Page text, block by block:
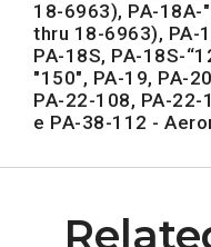
18-6963), PA-18A-
thru 18-6963), PA-
PA-18S, PA-18S-
"150", PA-19, PA-
PA-22-108, PA-
e PA-38-112 -